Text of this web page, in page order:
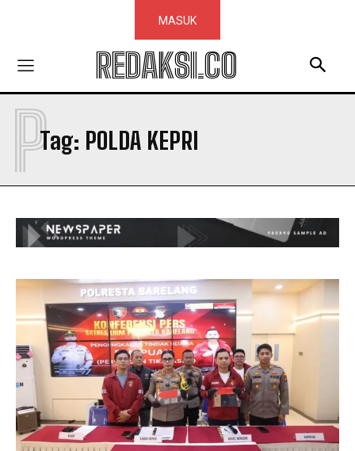
MASUK
REDAKSI.CO
Tag: POLDA KEPRI
P